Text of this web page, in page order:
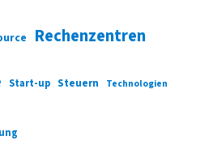
Rechenzentren
Start-up Steuern Technologien